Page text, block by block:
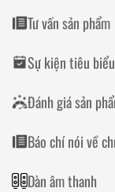
Tư vấn sản phẩm
Sự kiện tiêu biểu
Đánh giá sản
Báo chí nói về
Dàn âm thanh